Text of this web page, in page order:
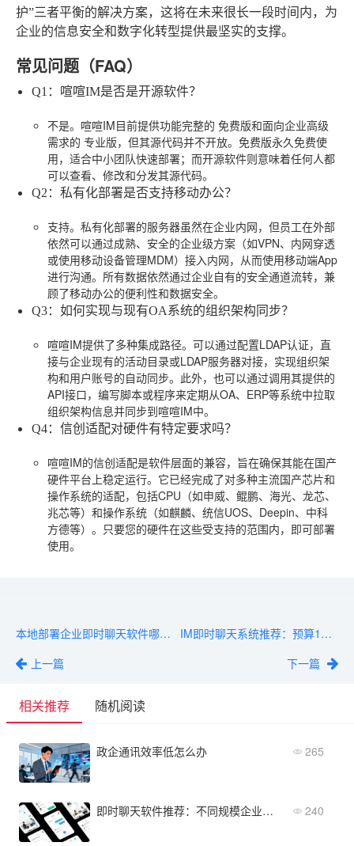
护”三者平衡的解决方案，这将在未来很长一段时间内，为
企业的信息安全和数字化转型提供最坚实的支撑。
常见问题（FAQ）
Q1：喧喧IM是否是开源软件？
不是。喧喧IM目前提供功能完整的 免费版和面向企业高级
需求的 专业版，但其源代码并不开放。免费版永久免费使
用，适合中小团队快速部署；而开源软件则意味着任何人都
可以查看、修改和分发其源代码。
Q2：私有化部署是否支持移动办公？
支持。私有化部署的服务器虽然在企业内网，但员工在外部
依然可以通过成熟、安全的企业级方案（如VPN、内网穿透
或使用移动设备管理MDM）接入内网，从而使用移动端App
进行沟通。所有数据依然通过企业自有的安全通道流转，兼
顾了移动办公的便利性和数据安全。
Q3：如何实现与现有OA系统的组织架构同步？
喧喧IM提供了多种集成路径。可以通过配置LDAP认证，直
接与企业现有的活动目录或LDAP服务器对接，实现组织架
构和用户账号的自动同步。此外，也可以通过调用其提供的
API接口，编写脚本或程序来定期从OA、ERP等系统中拉取
组织架构信息并同步到喧喧IM中。
Q4：信创适配对硬件有特定要求吗？
喧喧IM的信创适配是软件层面的兼容，旨在确保其能在国产
硬件平台上稳定运行。它已经完成了对多种主流国产芯片和
操作系统的适配，包括CPU（如申威、鲲鹏、海光、龙芯、
兆芯等）和操作系统（如麒麟、统信UOS、Deepin、中科
方德等）。只要您的硬件在这些受支持的范围内，即可部署
使用。
本地部署企业即时聊天软件哪个更耐用？三大厂商深度对比
上一篇
IM即时聊天系统推荐：预算10万以下企业怎么选？
下一篇
相关推荐 随机阅读
政企通讯效率低怎么办 265
即时聊天软件推荐：不同规模企业的最佳选型方案 240